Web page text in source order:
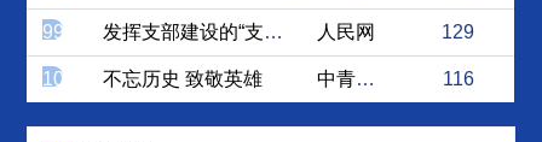
99 发挥支部建设的“支点作用” 人民网 129
100 不忘历史 致敬英雄 中青在线 116